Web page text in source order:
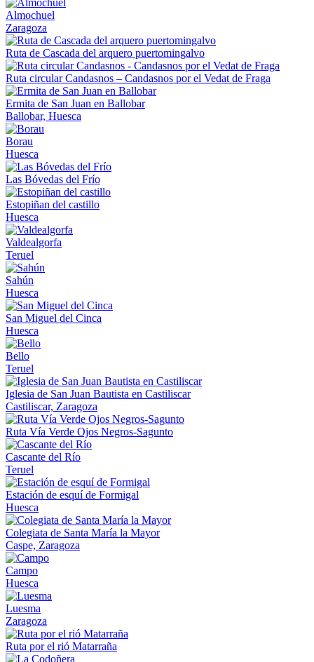
Almochuel
Zaragoza
Ruta de Cascada del arquero puertomingalvo
Ruta circular Candasnos – Candasnos por el Vedat de Fraga
Ermita de San Juan en Ballobar
Ballobar, Huesca
Borau
Huesca
Las Bóvedas del Frío
Estopiñan del castillo
Huesca
Valdealgorfa
Teruel
Sahún
Huesca
San Miguel del Cinca
Huesca
Bello
Teruel
Iglesia de San Juan Bautista en Castiliscar
Castiliscar, Zaragoza
Ruta Vía Verde Ojos Negros-Sagunto
Cascante del Río
Teruel
Estación de esquí de Formigal
Huesca
Colegiata de Santa María la Mayor
Caspe, Zaragoza
Campo
Huesca
Luesma
Zaragoza
Ruta por el rió Matarraña